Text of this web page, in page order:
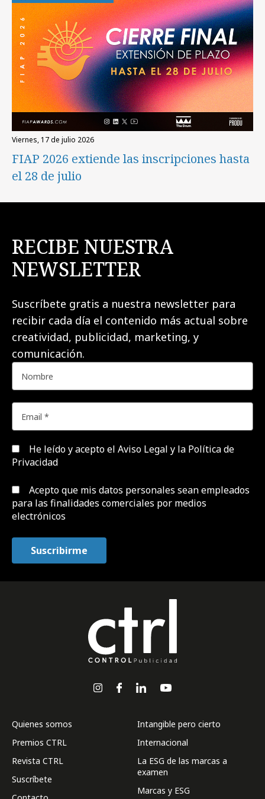
viernes, 17 de julio 2026
FIAP 2026 extiende las inscripciones hasta
el 28 de julio
RECIBE NUESTRA
NEWSLETTER
Suscríbete gratis a nuestra newsletter para
recibir cada día el contenido más actual sobre
creatividad, publicidad, marketing, y
comunicación.
He leído y acepto el Aviso Legal y la Política de
Privacidad
Acepto que mis datos personales sean empleados
para las finalidades comerciales por medios
electrónicos
Quienes somos
Premios CTRL
Revista CTRL
Suscríbete
Intangible pero cierto
Internacional
La ESG de las marcas a
examen
Marcas y ESG